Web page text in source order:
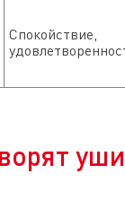
Спокойствие,